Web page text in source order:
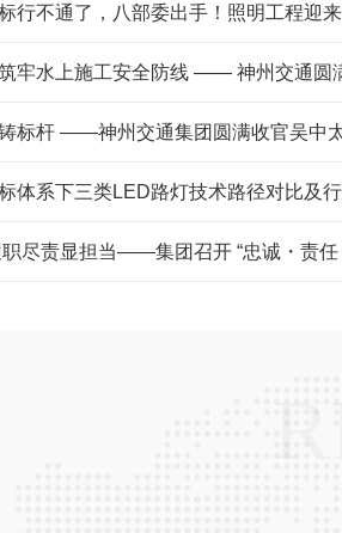
行不通了，八部委出手！照明工程迎